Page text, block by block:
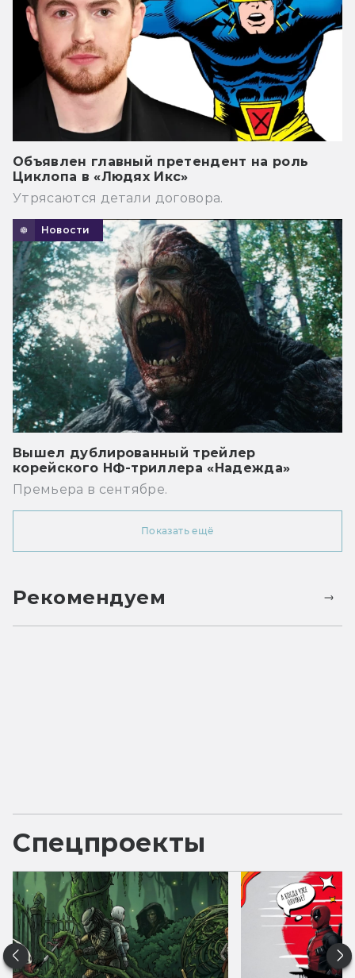
Объявлен главный претендент на роль
Циклопа в «Людях Икс»
Утрясаются детали договора.
Новости
Вышел дублированный трейлер
корейского НФ-триллера «Надежда»
Премьера в сентябре.
Показать ещё
Рекомендуем
Спецпроекты